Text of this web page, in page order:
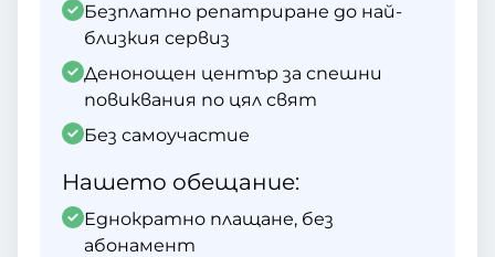
Безплатно репатриране до най-
близкия сервиз
Денонощен център за спешни
повиквания по цял свят
Без самоучастие
Нашето обещание:
Еднократно плащане, без
абонамент